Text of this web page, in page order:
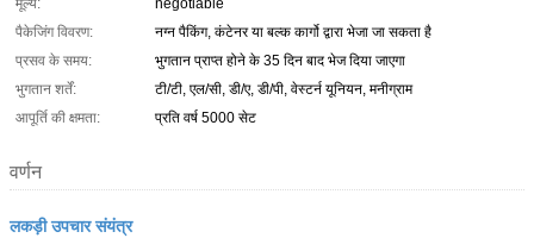
मूल्य:
negotiable
पैकेजिंग विवरण:
नग्न पैकिंग, कंटेनर या बल्क कार्गो द्वारा भेजा जा सकता है
प्रसव के समय:
भुगतान प्राप्त होने के 35 दिन बाद भेज दिया जाएगा
भुगतान शर्तें:
टी/टी, एल/सी, डी/ए, डी/पी, वेस्टर्न यूनियन, मनीग्राम
आपूर्ति की क्षमता:
प्रति वर्ष 5000 सेट
वर्णन
लकड़ी उपचार संयंत्र